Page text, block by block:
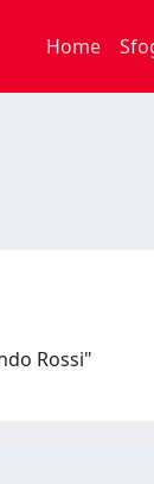
Home
Rossi"